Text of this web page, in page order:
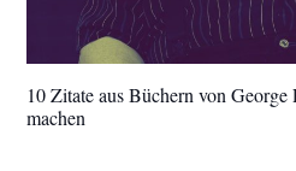
10 Zitate aus Büchern von
machen